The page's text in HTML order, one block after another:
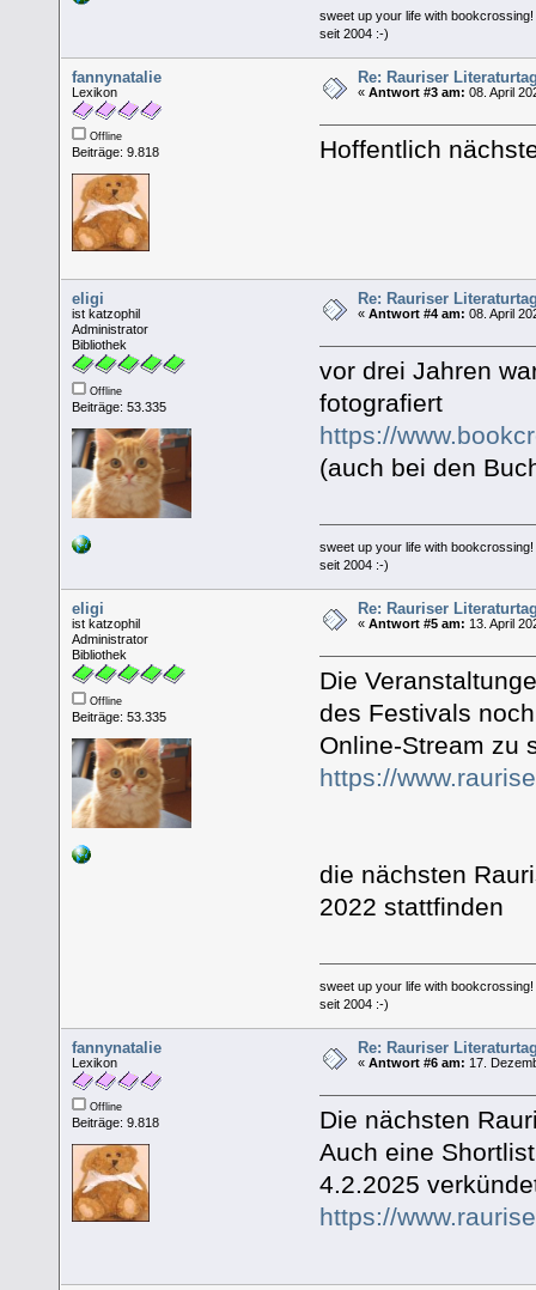
sweet up your life with bookcrossing!
seit 2004 :-)
fannynatalie
Lexikon
Offline
Beiträge: 9.818
Re: Rauriser
«Antwort #3 am: 08. April
Hoffentlich
eligi
ist katzophil
Administrator
Bibliothek
Offline
Beiträge: 53.335
Re: Rauriser
«Antwort #4 am: 08. April
vor drei Jahren
fotografiert
https://
(auch bei den
sweet up your life with bookcrossing!
seit 2004 :-)
eligi
ist katzophil
Administrator
Bibliothek
Offline
Beiträge: 53.335
Re: Rauriser
«Antwort #5 am: 13. April
Die
des Festivals
Online-Stream zu
https://
die nächsten
2022 stattfinden
sweet up your life with bookcrossing!
seit 2004 :-)
fannynatalie
Lexikon
Offline
Beiträge: 9.818
Re: Rauriser
«Antwort #6 am: 17.
Die nächsten
Auch eine
4.2.2025
https://